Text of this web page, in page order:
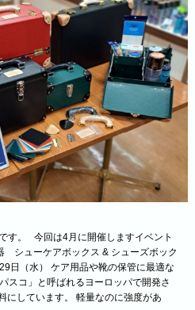
す。 今回は4月に開催しますイベント
シューケアボックス & シューズボック
日（水） ケア用品や靴の保管に最適な
スコ」と呼ばれるヨーロッパで開発さ
にしています。 軽量なのに強度があ